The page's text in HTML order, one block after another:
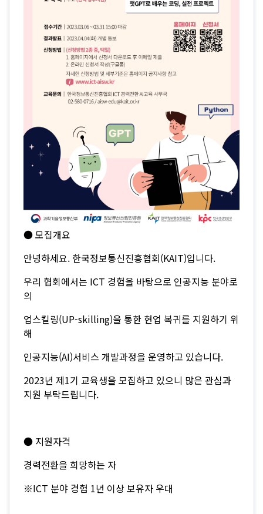
● 모집개요
안녕하세요. 한국정보통신진흥협회(KAIT)입니다.
우리 협회에서는 ICT 경험을 바탕으로 인공지능 분야로
의
업스킬링(UP-skilling)을 통한 현업 복귀를 지원하기 위
해
인공지능(AI)서비스 개발과정을 운영하고 있습니다.​
2023년 제1기 교육생을 모집하고 있으니 많은 관심과
지원 부탁드립니다.
● 지원자격
경력전환을 희망하는 자
※ICT 분야 경험 1년 이상 보유자 우대